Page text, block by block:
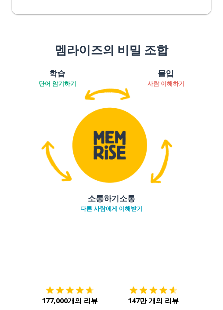
멤라이즈의 비밀 조합
학습
단어 암기하기
몰입
사람 이해하기
소통하기소통
다른 사람에게 이해받기
177,000개의 리뷰 147만 개의 리뷰